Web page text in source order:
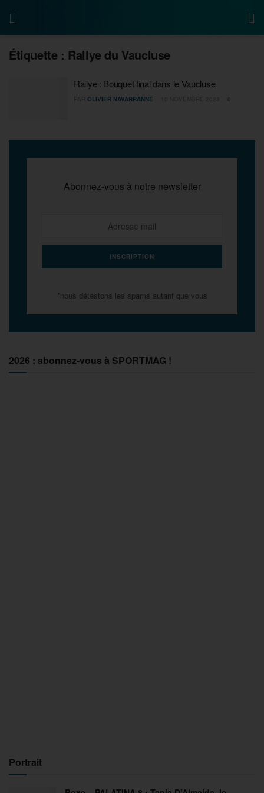
Étiquette : Rallye du Vaucluse
Rallye : Bouquet final dans le Vaucluse
OLIVIER NAVARRANNE
Abonnez-vous à notre newsletter
*nous détestons les spams autant que vous
2026 : abonnez-vous à SPORTMAG !
Portrait